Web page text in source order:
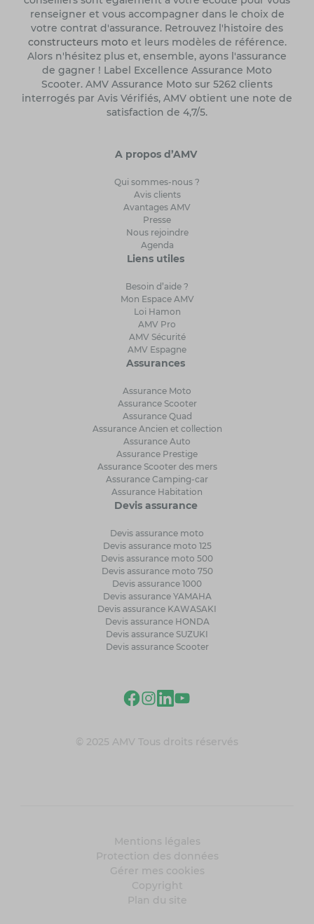
renseigner et vous accompagner dans le choix de
votre contrat d'assurance. Retrouvez l'histoire des
constructeurs motoet leurs modèles de référence.
Alors n'hésitez plus et, ensemble, ayons l'assurance
de gagner ! Label Excellence Assurance Moto
Scooter. AMV Assurance Moto sur 5262 clients
interrogés par Avis Vérifiés, AMV obtient une note de
satisfaction de 4,7/5.
A propos d’AMV
Qui sommes-nous ?
Avis clients
Avantages AMV
Presse
Nous rejoindre
Agenda
Liens utiles
Besoin d’aide ?
Mon Espace AMV
Loi Hamon
AMV Pro
AMV Sécurité
AMV Espagne
Assurances
Assurance Moto
Assurance Scooter
Assurance Quad
Assurance Ancien et collection
Assurance Auto
Assurance Prestige
Assurance Scooter des mers
Assurance Camping-car
Assurance Habitation
Devis assurance
Devis assurance moto
Devis assurance moto 125
Devis assurance moto 500
Devis assurance moto 750
Devis assurance 1000
Devis assurance YAMAHA
Devis assurance KAWASAKI
Devis assurance HONDA
Devis assurance SUZUKI
Devis assurance Scooter
© 2025 AMV Tous droits réservés
Mentions légales
Protection des données
Gérer mes cookies
Copyright
Plan du site